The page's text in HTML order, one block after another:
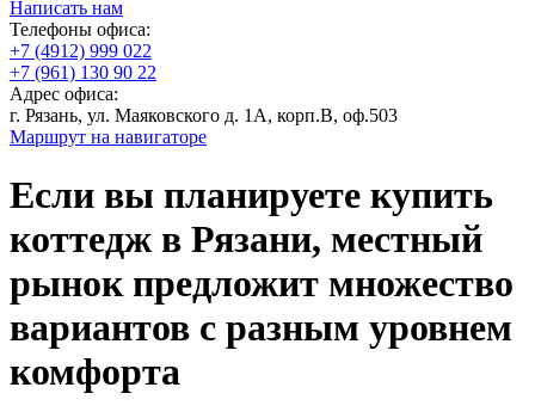
Написать нам
Телефоны офиса:
+7 (4912) 999 022
+7 (961) 130 90 22
Адрес офиса:
г. Рязань, ул. Маяковского д. 1А, корп.В, оф.503
Маршрут на навигаторе
Если вы планируете купить
коттедж в Рязани, местный
рынок предложит множество
вариантов с разным уровнем
комфорта